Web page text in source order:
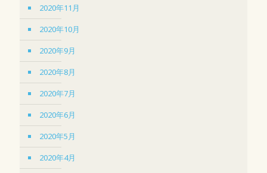
2020年11月
2020年10月
2020年9月
2020年8月
2020年7月
2020年6月
2020年5月
2020年4月